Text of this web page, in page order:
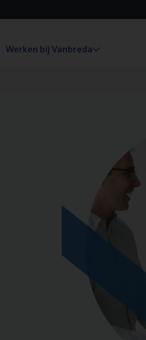
Werken bij Vanbreda